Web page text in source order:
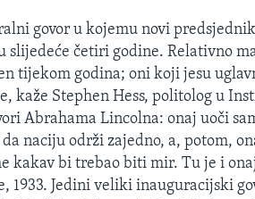
govor u kojemu novi
slijedeće četiri godine. Relativno
tijekom godina; oni koji jesu
kaže Stephen Hess, politolog u
Abrahama Lincolna: onaj uoči
naciju održi zajedno, a, potom,
kakav bi trebao biti mir. Tu je i
1933. Jedini veliki inauguracijski